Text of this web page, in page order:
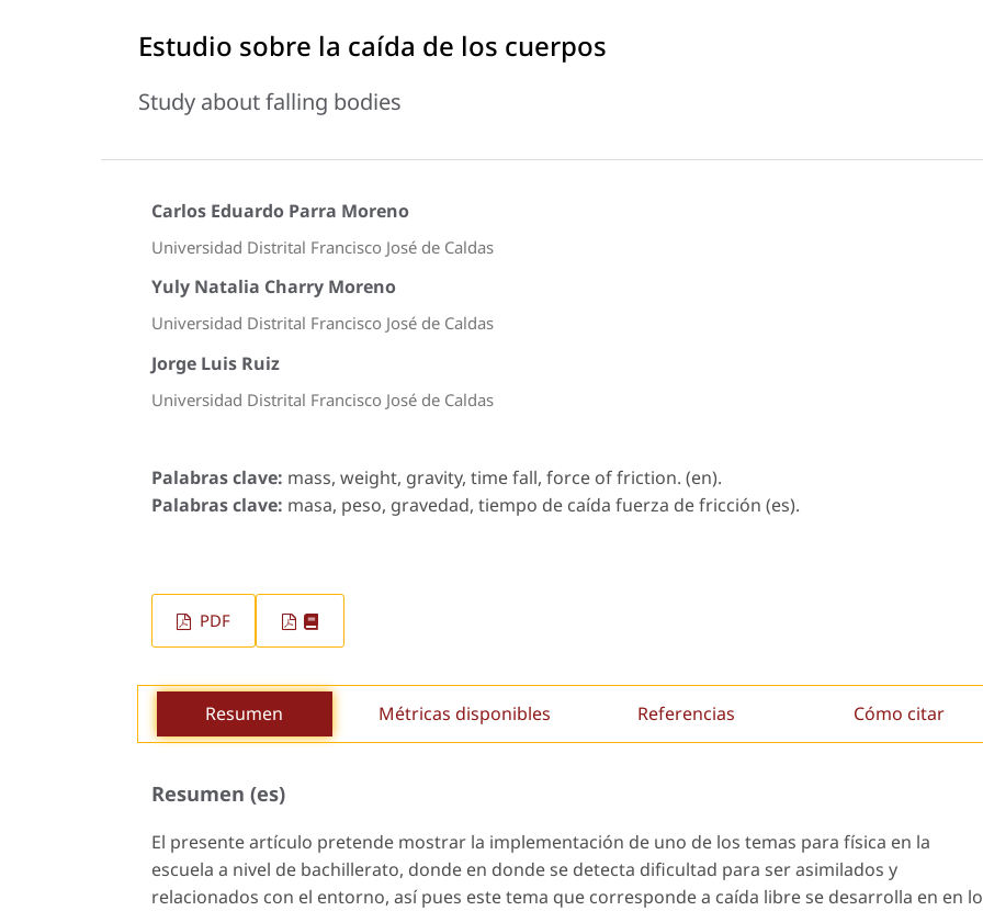
Estudio sobre la caída de los cuerpos
Study about falling bodies
Carlos Eduardo Parra Moreno
Universidad Distrital Francisco José de Caldas
Yuly Natalia Charry Moreno
Universidad Distrital Francisco José de Caldas
Jorge Luis Ruiz
Universidad Distrital Francisco José de Caldas
Palabras clave: mass, weight, gravity, time fall, force of friction. (en).
Palabras clave: masa, peso, gravedad, tiempo de caída fuerza de fricción (es).
PDF
Resumen Métricas disponibles Referencias Cómo citar
Resumen (es)
El presente artículo pretende mostrar la implementación de uno de los temas para física en la
escuela a nivel de bachillerato, donde en donde se detecta dificultad para ser asimilados y
relacionados con el entorno, así pues este tema que corresponde a caída libre se desarrolla en en